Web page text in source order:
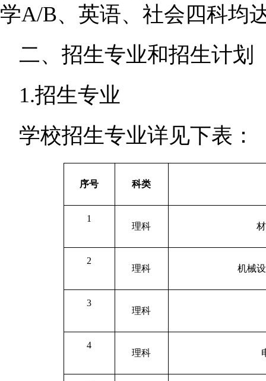
学A/B、英语、社会四科均
二、招生专业和招生计划
1.招生专业
学校招生专业详见下表：
序号 科类
1
理科
2
理科 机械
3
理科
4
理科